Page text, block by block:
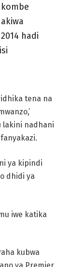
hadi
tena na
lakini nadhani
ya kipindi
dhidi ya
iwe katika
kubwa